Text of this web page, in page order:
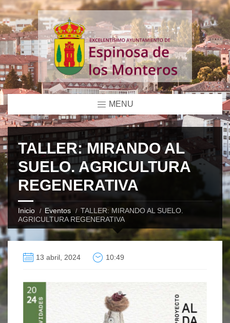
MENU
TALLER: MIRANDO AL
SUELO. AGRICULTURA
REGENERATIVA
Inicio Eventos
TALLER: MIRANDO AL SUELO.
AGRICULTURA REGENERATIVA
13 abril, 2024 10:49